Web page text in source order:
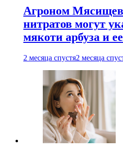
Агроном
нитратов могут
мякоти арбуза и
2 месяца спустя2 месяца